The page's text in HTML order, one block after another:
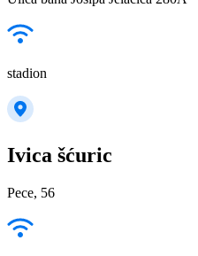
stadion
Ivica šćuric
Pece, 56